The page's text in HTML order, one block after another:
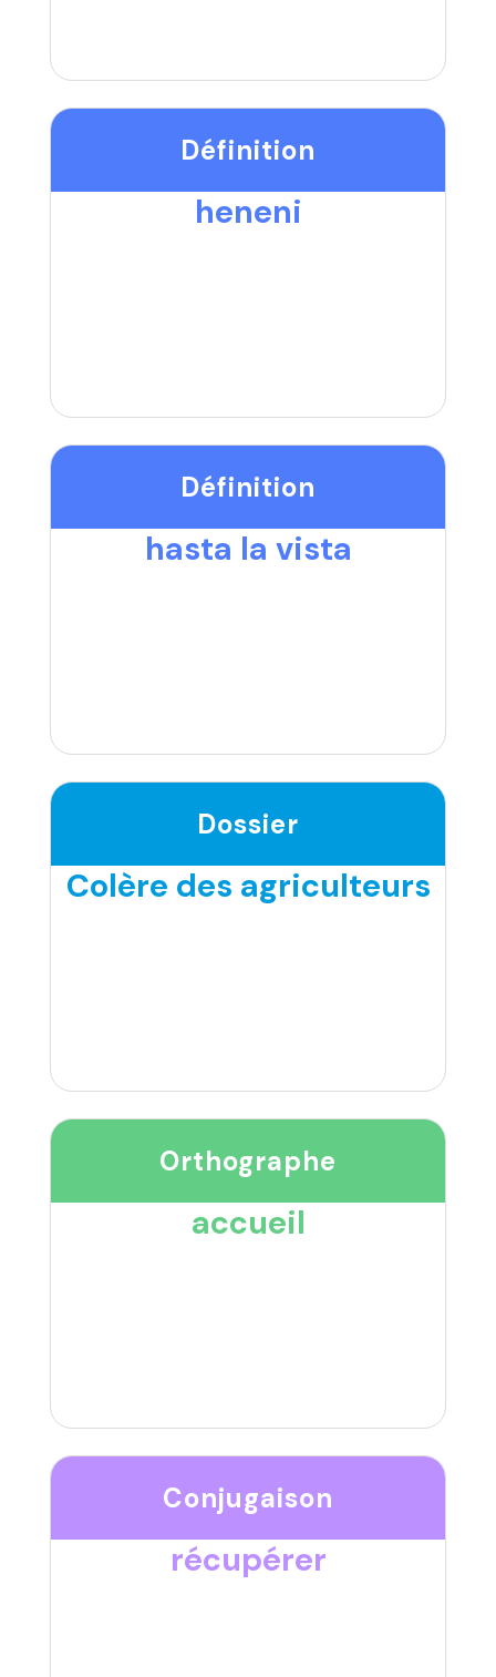
Définition
heneni
Définition
hasta la vista
Dossier
Colère des agriculteurs
Orthographe
accueil
Conjugaison
récupérer